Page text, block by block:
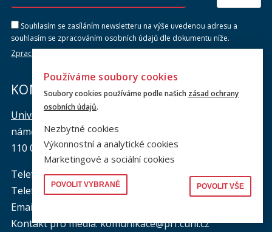
Souhlasím se zasíláním newsletteru na výše uvedenou adresu a
souhlasím se zpracováním osobních údajů dle dokumentu níže.
Zpracování osobních údajů
KONTAKTY
Univerzita Karlova, Právnická fakulta
náměstí Curieových 901/7, Staré Město
110 00 Praha 1
Telefon: +420 221 005 111
Telefon podatelna:+420 221 005 264
Email podatelna: podatelna@prf.cuni.cz
Kontakt pro média: komunikace@prf.cuni.cz
Používáme soubory cookies
Soubory cookies používáme podle našich zásad ochrany
osobních údajů.
Nezbytné cookies
Výkonnostní a analytické cookies
Marketingové a sociální cookies
POVOLIT VYBRANÉ POVOLIT VŠE